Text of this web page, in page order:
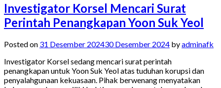
Investigator Korsel Mencari Surat
Perintah Penangkapan Yoon Suk Yeol
Posted on 31 Desember 202430 Desember 2024 byadminafk
Investigator Korsel sedang mencari surat perintah
penangkapan untuk Yoon Suk Yeol atas tuduhan korupsi dan
penyalahgunaan kekuasaan. Pihak berwenang menyatakan